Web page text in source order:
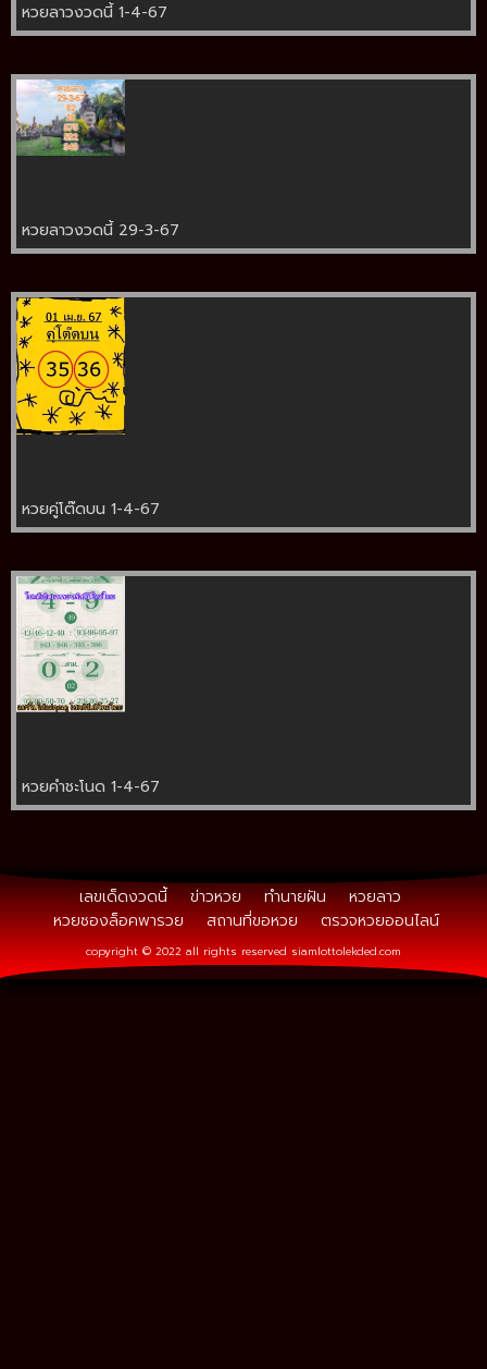
หวยลาวงวดนี้ 1-4-67
หวยลาวงวดนี้ 29-3-67
หวยคู่โต๊ดบน 1-4-67
หวยคำชะโนด 1-4-67
เลขเด็ดงวดนี้ ข่าวหวย ทำนายฝัน
หวยลาว
หวยซองล็อคพารวย
สถานที่ขอหวย ตรวจหวยออนไลน์
copyright © 2022 all rights reserved siamlottolekded.com